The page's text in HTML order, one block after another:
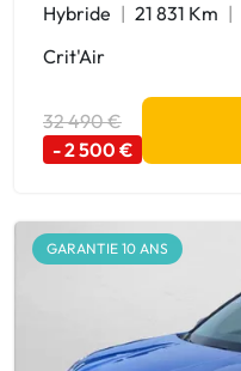
Hybride 21 831 Km
Crit'Air
32 490 €
- 2 500 €
GARANTIE 10 ANS